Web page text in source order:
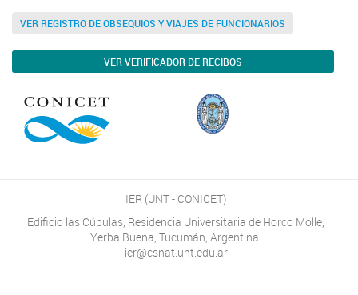
VER REGISTRO DE OBSEQUIOS Y VIAJES DE FUNCIONARIOS
VER VERIFICADOR DE RECIBOS
IER (UNT - CONICET)
Edificio las Cúpulas, Residencia Universitaria de Horco Molle,
Yerba Buena, Tucumán, Argentina.
ier@csnat.unt.edu.ar